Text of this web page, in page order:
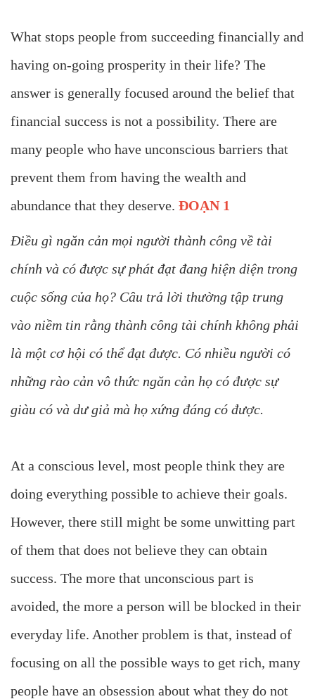
What stops people from succeeding financially and
having on-going prosperity in their life? The
answer is generally focused around the belief that
financial success is not a possibility. There are
many people who have unconscious barriers that
prevent them from having the wealth and
abundance that they deserve. ĐOẠN 1
Điều gì ngăn cản mọi người thành công về tài
chính và có được sự phát đạt đang hiện diện trong
cuộc sống của họ? Câu trả lời thường tập trung
vào niềm tin rằng thành công tài chính không phải
là một cơ hội có thể đạt được. Có nhiều người có
những rào cản vô thức ngăn cản họ có được sự
giàu có và dư giả mà họ xứng đáng có được.
At a conscious level, most people think they are
doing everything possible to achieve their goals.
However, there still might be some unwitting part
of them that does not believe they can obtain
success. The more that unconscious part is
avoided, the more a person will be blocked in their
everyday life. Another problem is that, instead of
focusing on all the possible ways to get rich, many
people have an obsession about what they do not